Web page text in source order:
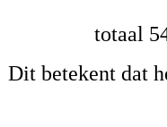
totaal
Dit betekent dat